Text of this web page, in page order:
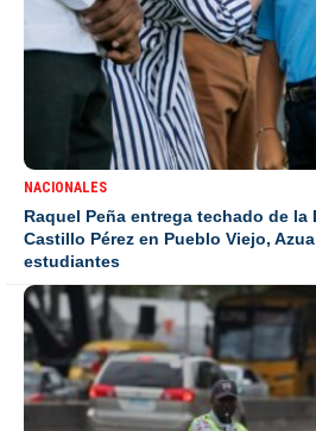
NACIONALES
Raquel Peña entrega techado de
Castillo Pérez en Pueblo Viejo,
estudiantes